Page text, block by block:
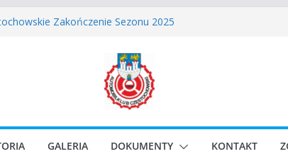
Zakończenie Sezonu 2025
o Puchar Prezydenta Miasta Gliwice
GALERIA DOKUMENTY KONTAKT